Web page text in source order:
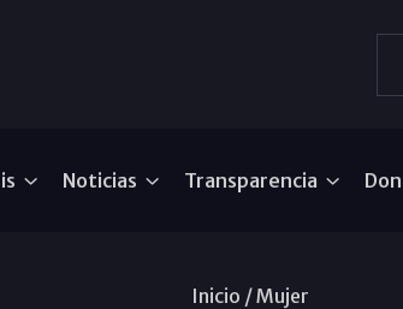
Noticias Transparencia
Inicio /Mujer